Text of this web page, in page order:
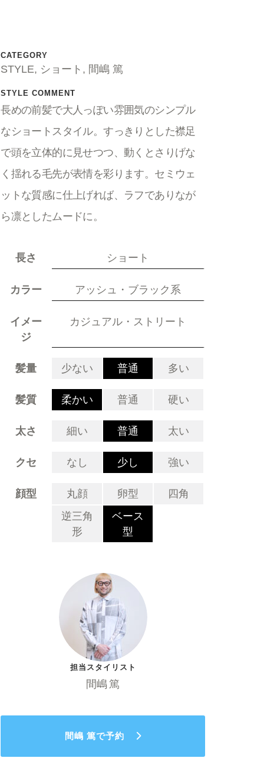
CATEGORY
STYLE, ショート, 間嶋 篤
STYLE COMMENT
長めの前髪で大人っぽい雰囲気のシンプル
なショートスタイル。すっきりとした襟足
で頭を立体的に見せつつ、動くとさりげな
く揺れる毛先が表情を彩ります。セミウェ
ットな質感に仕上げれば、ラフでありなが
ら凛としたムードに。
長さ ショート
カラー アッシュ・ブラック系
イメー
ジ
カジュアル・ストリート
髪量 少ない 普通 多い
髪質 柔かい 普通 硬い
太さ 細い 普通 太い
クセ なし 少し 強い
顔型 丸顔 卵型
四角
逆三角
形
ベース
型
担当スタイリスト
間嶋 篤
間嶋 篤で予約